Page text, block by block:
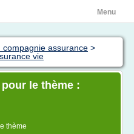
Menu
compagnie assurance >
vie
le thème :
thème